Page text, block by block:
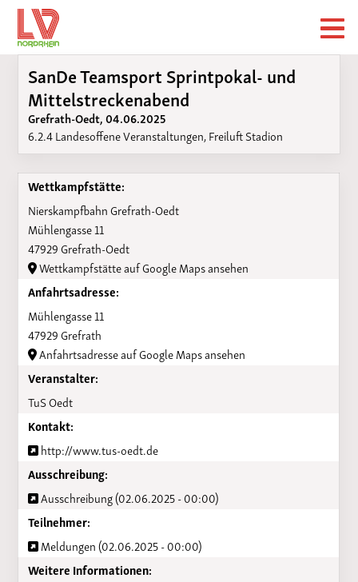
SanDe Teamsport Sprintpokal- und
Mittelstreckenabend
Grefrath-Oedt, 04.06.2025
6.2.4 Landesoffene Veranstaltungen, Freiluft Stadion
Wettkampfstätte:
Nierskampfbahn Grefrath-Oedt
Mühlengasse 11
47929 Grefrath-Oedt
Wettkampfstätte auf Google Maps ansehen
Anfahrtsadresse:
Mühlengasse 11
47929 Grefrath
Anfahrtsadresse auf Google Maps ansehen
Veranstalter:
TuS Oedt
Kontakt:
http://www.tus-oedt.de
Ausschreibung:
Ausschreibung (02.06.2025 - 00:00)
Teilnehmer:
Meldungen (02.06.2025 - 00:00)
Weitere Informationen: